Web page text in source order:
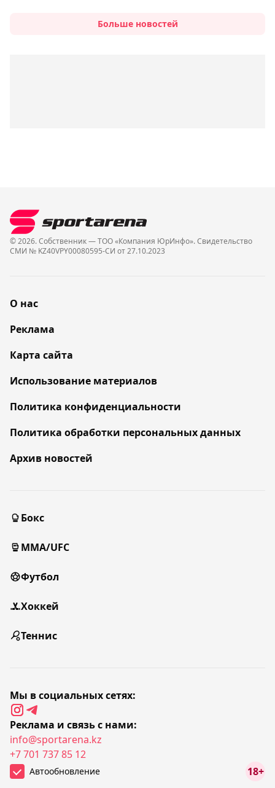
Больше новостей
© 2026. Собственник — ТОО «Компания ЮрИнфо». Cвидетельство
СМИ № KZ40VPY00080595-СИ от 27.10.2023
О нас
Реклама
Карта сайта
Использование материалов
Политика конфиденциальности
Политика обработки персональных данных
Архив новостей
Бокс
MMA/UFC
Футбол
Хоккей
Теннис
Мы в социальных сетях:
Реклама и связь с нами:
info@sportarena.kz
+7 701 737 85 12
Автообновление 18+